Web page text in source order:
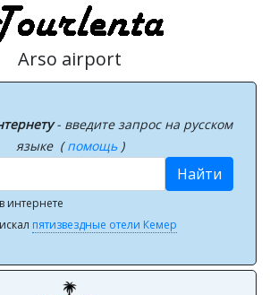
Arso airport
- введите запрос на русском
языке (помощь )
Найти
интернете
пятизвездные отели Кемер